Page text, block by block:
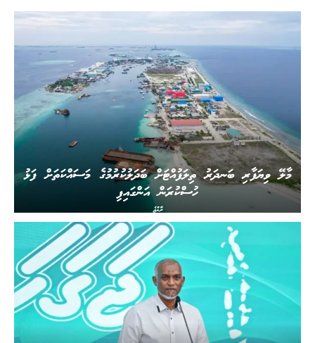
ރާއްޖެ
މާލޭ ވިޔަފާރި ބަނދަރު ތިލަފުއްޓަށް ބަދަލުކުރުމުގެ މަސައްކަތަށް ފަޅު
ހުސްކުރަން އަންގައިފި